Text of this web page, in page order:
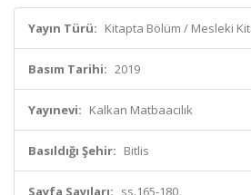
Yayın Türü: Kitapta Bölüm / Mesleki
Basım Tarihi: 2019
Yayınevi: Kalkan Matbaacılık
Basıldığı Şehir: Bitlis
Sayfa Sayıları: ss.165-180